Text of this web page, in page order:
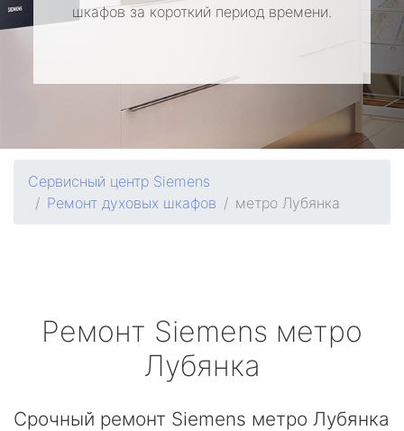
шкафов за короткий период времени.
Сервисный центр Siemens
Ремонт духовых шкафов
метро Лубянка
Ремонт Siemens метро
Лубянка
Срочный ремонт Siemens метро Лубянка